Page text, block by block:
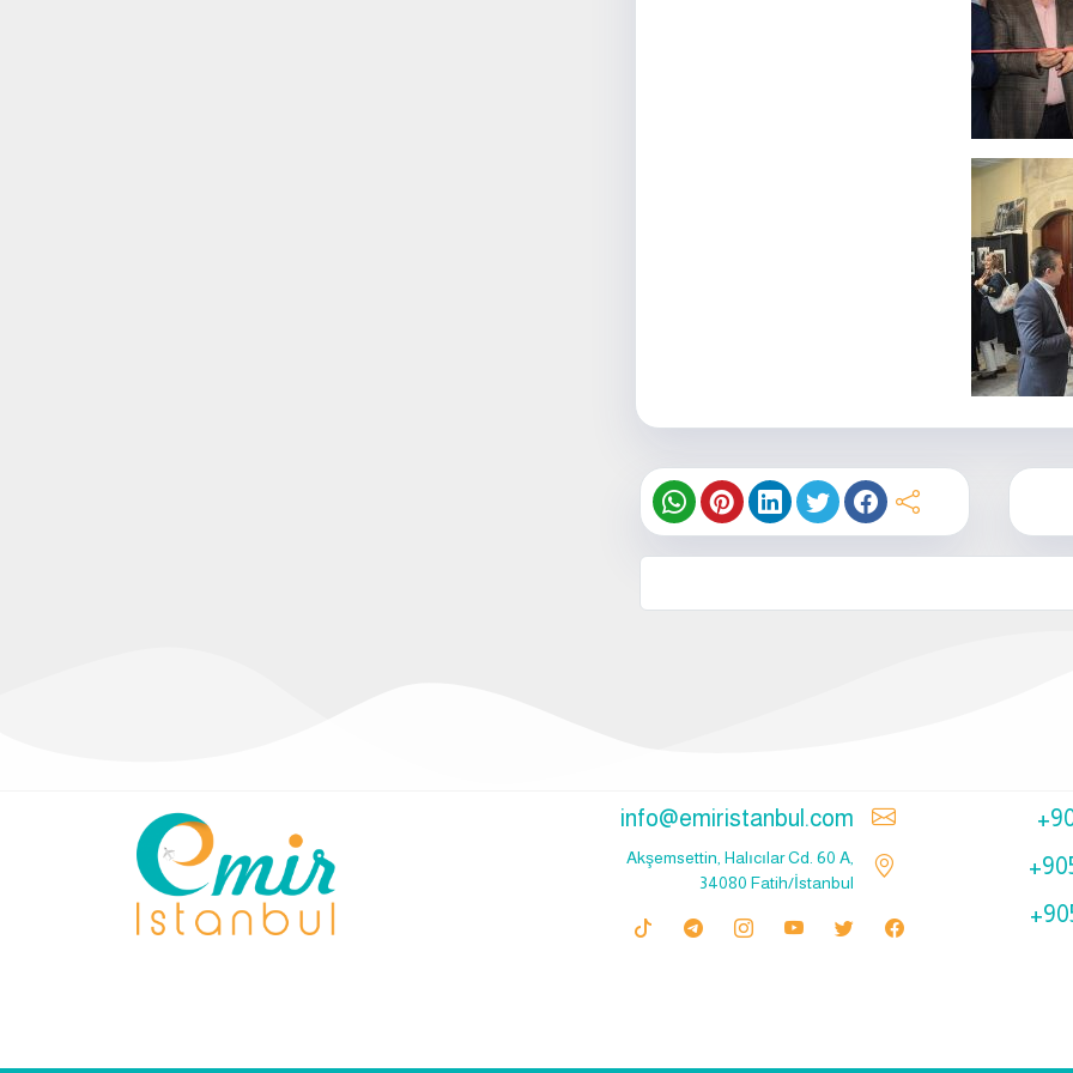
info@emiristanbul.com
Akşemsettin, Halıcılar Cd. 60 A,
34080 Fatih/İstanbul